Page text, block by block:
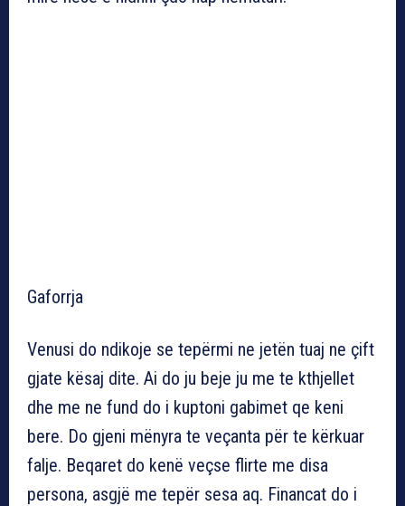
Gaforrja
Venusi do ndikoje se tepërmi ne jetën tuaj ne çift
gjate kësaj dite. Ai do ju beje ju me te kthjellet
dhe me ne fund do i kuptoni gabimet qe keni
bere. Do gjeni mënyra te veçanta për te kërkuar
falje. Beqaret do kenë veçse flirte me disa
persona, asgjë me tepër sesa aq. Financat do i